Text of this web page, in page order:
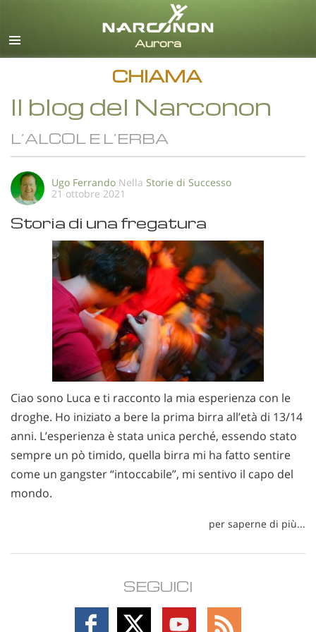
italiano
CHIAMA
Il blog del Narconon
L’ALCOL E L’ERBA
Ugo Ferrando Nella Storie di Successo
21 ottobre 2021
Storia di una fregatura
Ciao sono Luca e ti racconto la mia esperienza con le
droghe. Ho iniziato a bere la prima birra all’età di 13/14
anni. L’esperienza è stata unica perché, essendo stato
sempre un pò timido, quella birra mi ha fatto sentire
come un gangster “intoccabile”, mi sentivo il capo del
mondo.
per saperne di più...
SEGUICI
Follow Follow
Follow
Follow